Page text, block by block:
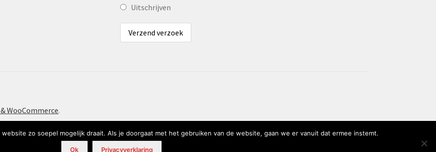
Uitschrijven
WooCommerce.
zo soepel mogelijk draait. Als je doorgaat met het gebruiken van de website, gaan we er vanuit dat ermee instemt.
Ok Privacyverklaring